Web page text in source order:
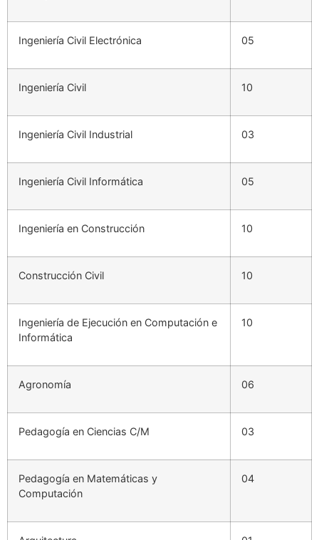
Ingeniería Civil Electrónica 05
Ingeniería Civil 10
Ingeniería Civil Industrial 03
Ingeniería Civil Informática 05
Ingeniería en Construcción 10
Construcción Civil 10
Ingeniería de Ejecución en Computación e
Informática
10
Agronomía 06
Pedagogía en Ciencias C/M 03
Pedagogía en Matemáticas y
Computación
04